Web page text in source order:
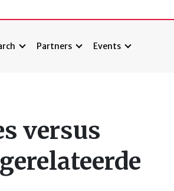
Partners Events
versus